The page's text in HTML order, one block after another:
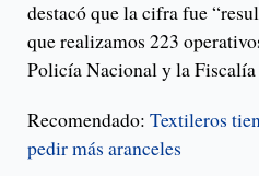
destacó que la cifra fue
que realizamos 223
Policía Nacional y la
Recomendado: Textileros
pedir más aranceles